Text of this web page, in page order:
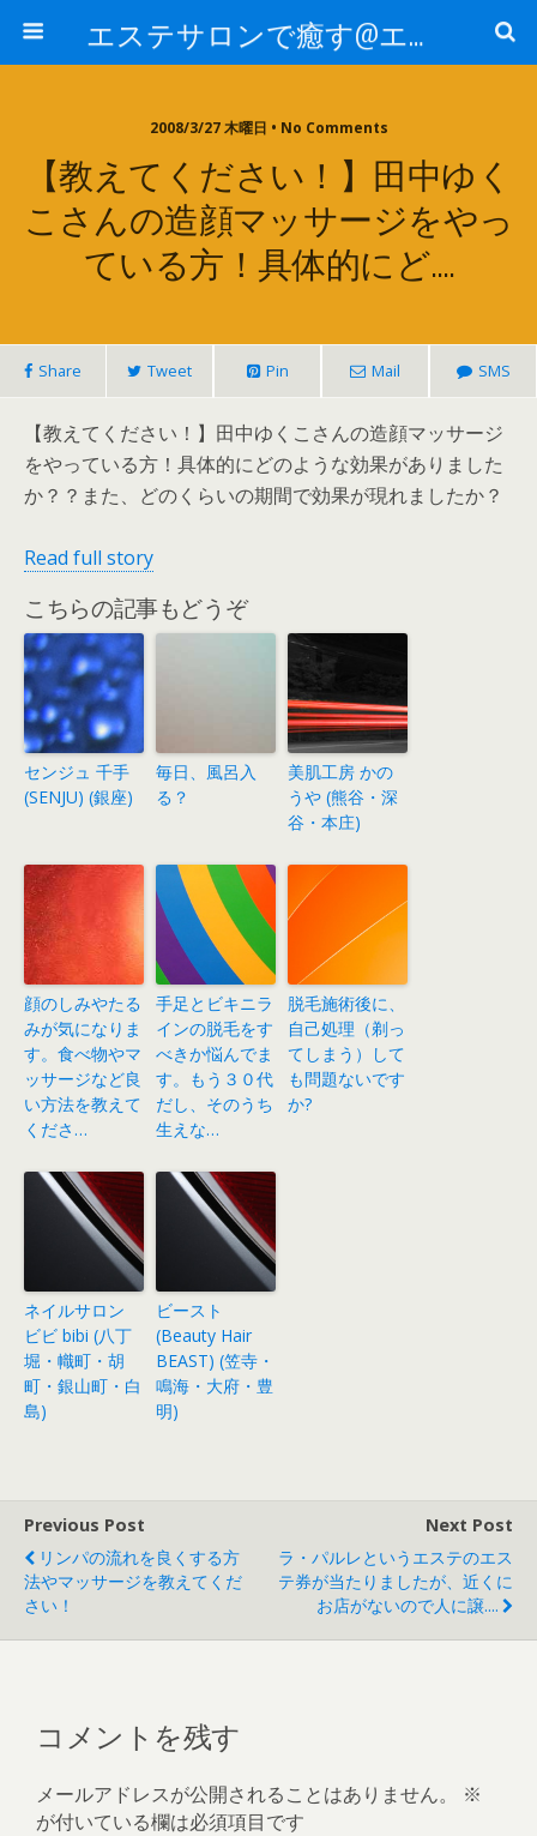
エステサロンで癒す@エステ～全国エステ情報
2008/3/27 木曜日 • No Comments
【教えてください！】田中ゆく
こさんの造顔マッサージをやっ
ている方！具体的にど….
Share Tweet Pin Mail SMS
【教えてください！】田中ゆくこさんの造顔マッサージ
をやっている方！具体的にどのような効果がありました
か？？また、どのくらいの期間で効果が現れましたか？
Read full story
こちらの記事もどうぞ
センジュ 千手
(SENJU) (銀座)
毎日、風呂入
る？
美肌工房 かの
うや (熊谷・深
谷・本庄)
顔のしみやたる
みが気になりま
す。食べ物やマ
ッサージなど良
い方法を教えて
くださ…
手足とビキニラ
インの脱毛をす
べきか悩んでま
す。もう３０代
だし、そのうち
生えな…
脱毛施術後に、
自己処理（剃っ
てしまう）して
も問題ないです
か?
ネイルサロン
ビビ bibi (八丁
堀・幟町・胡
町・銀山町・白
島)
ビースト
(Beauty Hair
BEAST) (笠寺・
鳴海・大府・豊
明)
Previous Post
リンパの流れを良くする方
法やマッサージを教えてくだ
さい！
Next Post
ラ・パルレというエステのエス
テ券が当たりましたが、近くに
お店がないので人に譲....
コメントを残す
メールアドレスが公開されることはありません。
※
が付いている欄は必須項目です